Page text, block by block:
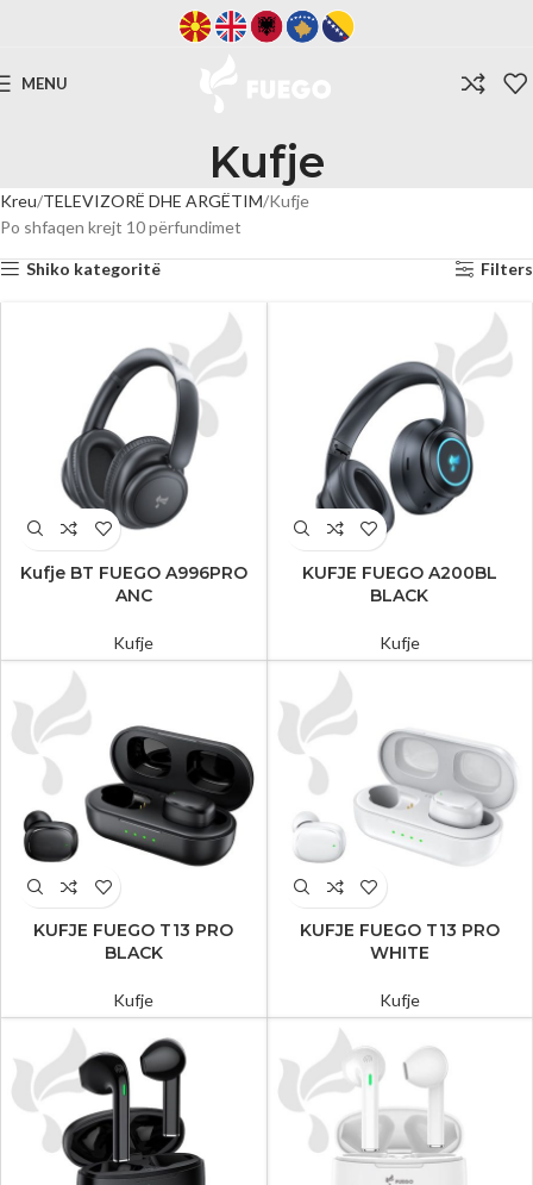
MENU
Kufje
Kreu TELEVIZORË DHE ARGËTIM Kufje
Po shfaqen krejt 10 përfundimet
Shiko kategoritë Filters
Kufje BT FUEGO A996PRO
ANC
Kufje
KUFJE FUEGO A200BL
BLACK
Kufje
KUFJE FUEGO T13 PRO
BLACK
Kufje
KUFJE FUEGO T13 PRO
WHITE
Kufje